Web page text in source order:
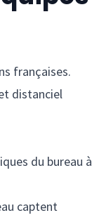
françaises.
distanciel
du bureau à
captent